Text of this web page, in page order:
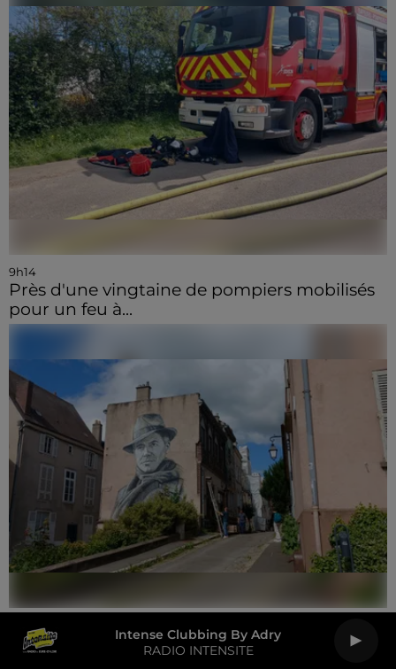
Intense Clubbing By Adry
RADIO INTENSITE
9h14
Près d'une vingtaine de pompiers mobilisés
pour un feu à...
6 août 2026
🔊 Les touristes dans les pas de Jean Moulin